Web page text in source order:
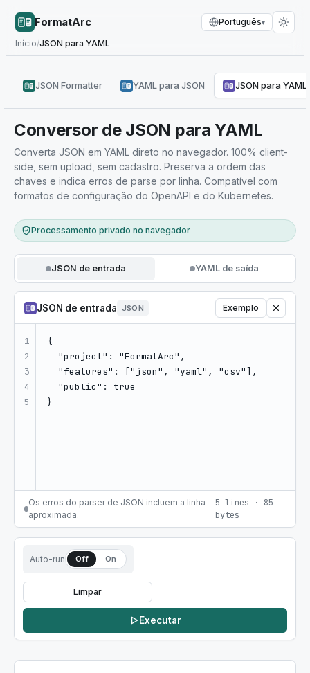
FormatArc
Início/JSON para YAML
Português▾
JSON Formatter YAML para JSON JSON para YAML
Conversor de JSON para YAML
Converta JSON em YAML direto no navegador. 100% client-
side, sem upload, sem cadastro. Preserva a ordem das
chaves e indica erros de parse por linha. Compatível com
formatos de configuração do OpenAPI e do Kubernetes.
Processamento privado no navegador
JSON de entrada YAML de saída
JSON de entrada JSON Exemplo
1
2
3
4
5
Os erros do parser de JSON incluem a linha
aproximada.
5 lines · 85
bytes
Auto-run Off On
Limpar
Executar